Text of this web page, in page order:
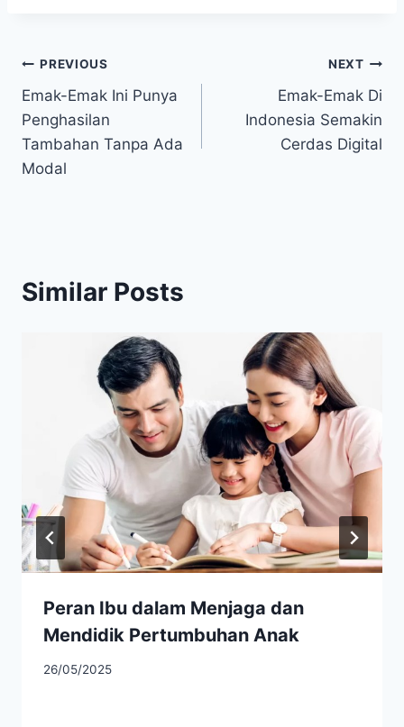
Post
navigation
PREVIOUS
Emak-Emak Ini Punya
Penghasilan
Tambahan Tanpa Ada
Modal
NEXT
Emak-Emak Di
Indonesia Semakin
Cerdas Digital
Similar Posts
Peran Ibu dalam Menjaga dan
Mendidik Pertumbuhan Anak
26/05/2025